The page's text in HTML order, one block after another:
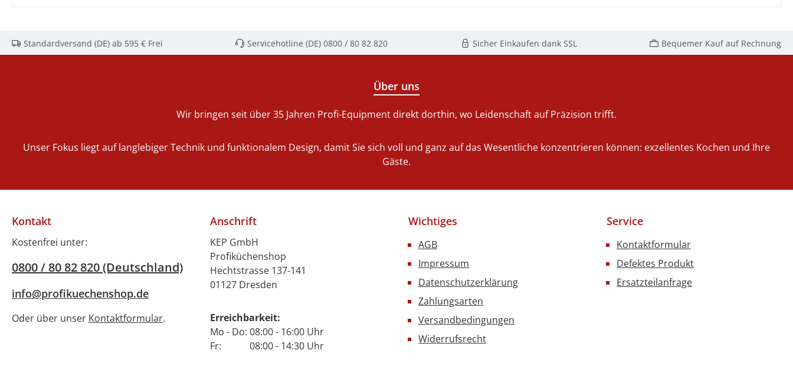
Gerät auch großes
Spülgut. Eine
hochwertige
Durch die intelligente
Elektronik wie ein
für Wasch-&
verfügt die Upster U
500, um auch die
Hygienesicherheit
Standardversand (DE) ab 595 € Frei Servicehotline (DE) 0800 / 80 82 820 Sicher Einkaufen dank SSL Bequemer Kauf auf Rechnung
Über uns
Wir bringen seit über 35 Jahren Profi-Equipment direkt dorthin, wo Leidenschaft auf Präzision trifft.
Unser Fokus liegt auf langlebiger Technik und funktionalem Design, damit Sie sich voll und ganz auf das Wesentliche konzentrieren können: exzellentes Kochen und Ihre
Gäste.
Kontakt
Kostenfrei unter:
0800 / 80 82 820 (Deutschland)
info@profikuechenshop.de
Oder über unser Kontaktformular.
Anschrift
KEP GmbH
Profiküchenshop
Hechtstrasse 137-141
01127 Dresden
Erreichbarkeit:
Mo - Do: 08:00 - 16:00 Uhr
Fr: 08:00 - 14:30 Uhr
Wichtiges
AGB
Impressum
Datenschutzerklärung
Zahlungsarten
Versandbedingungen
Widerrufsrecht
Service
Kontaktformular
Defektes Produkt
Ersatzteilanfrage